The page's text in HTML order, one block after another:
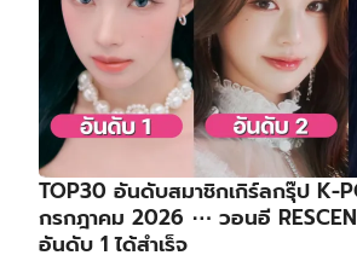
TOP30 อันดับสมาชิกเกิร์ลกรุ๊ป K-
กรกฎาคม 2026 ⋯ วอนอี
อันดับ 1 ได้สำเร็จ